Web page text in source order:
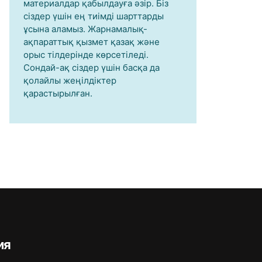
материалдар қабылдауға әзір. Біз
сіздер үшін ең тиімді шарттарды
ұсына аламыз. Жарнамалық-
ақпараттық қызмет қазақ және
орыс тілдерінде көрсетіледі.
Сондай-ақ сіздер үшін басқа да
қолайлы жеңілдіктер
қарастырылған.